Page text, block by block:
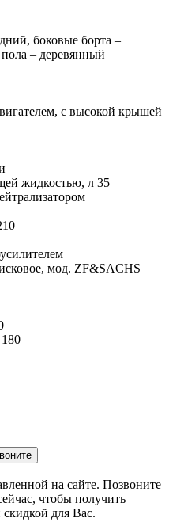
боковые борта –
– деревянный
с высокой крышей
жидкостью, л 35
мод. ZF&SACHS
180
на сайте. Позвоните
чтобы получить
для Вас.